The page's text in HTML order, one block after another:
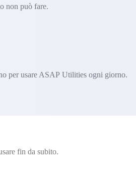
non può fare.
per usare ASAP Utilities ogni giorno.
fin da subito.